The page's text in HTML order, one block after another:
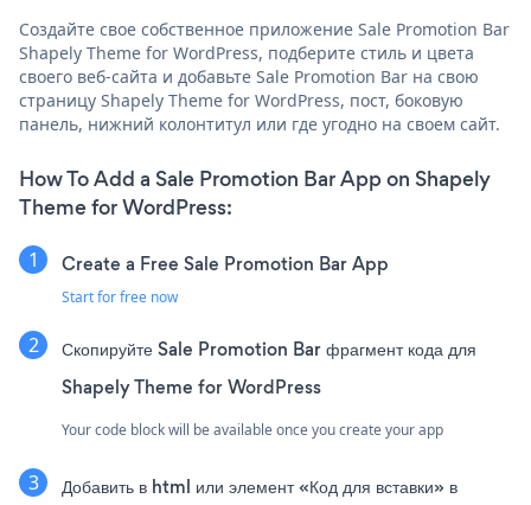
Создайте свое собственное приложение Sale Promotion Bar
Shapely Theme for WordPress, подберите стиль и цвета
своего веб-сайта и добавьте Sale Promotion Bar на свою
страницу Shapely Theme for WordPress, пост, боковую
панель, нижний колонтитул или где угодно на своем сайт.
How To Add a Sale Promotion Bar App on Shapely
Theme for WordPress:
Create a Free Sale Promotion Bar App
Start for free now
Скопируйте Sale Promotion Bar фрагмент кода для
Shapely Theme for WordPress
Your code block will be available once you create your app
Добавить в html или элемент «Код для вставки» в